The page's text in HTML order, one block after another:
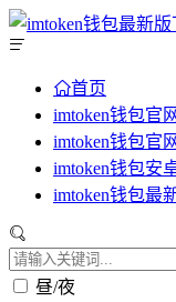
首页
imtoken钱包官
imtoken钱包官网
imtoken钱包安
imtoken钱包最
昼/夜